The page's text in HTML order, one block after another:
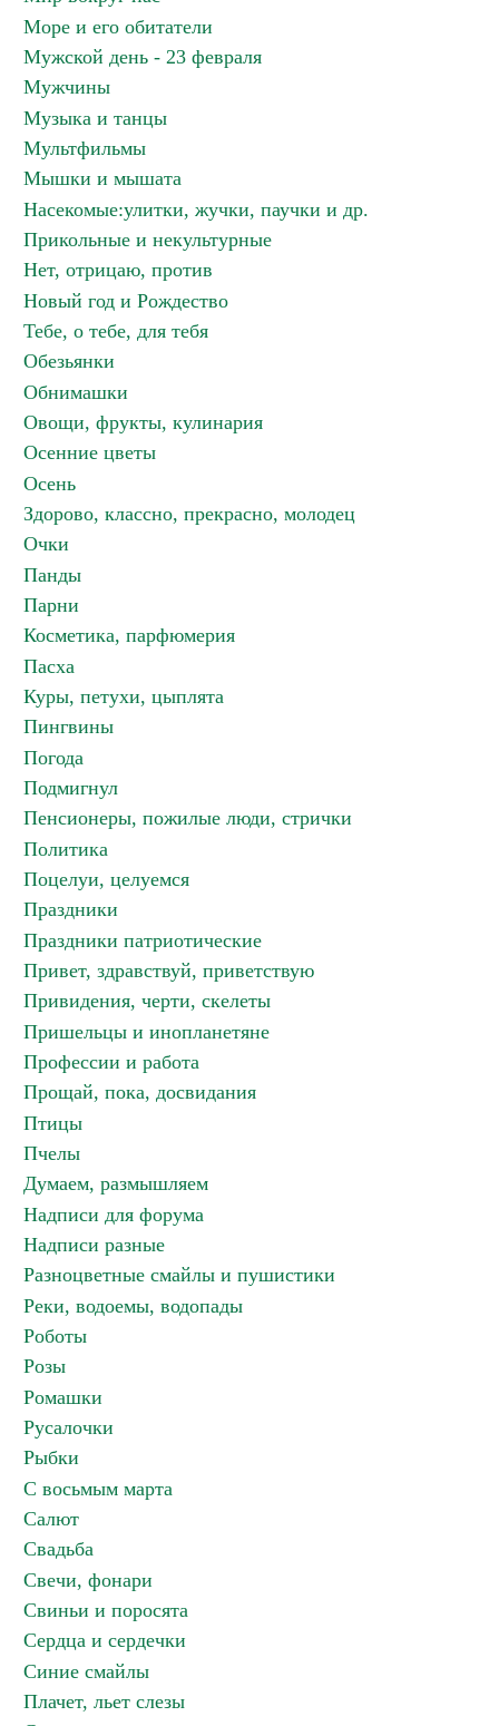
Море и его обитатели
Мужской день - 23 февраля
Мужчины
Музыка и танцы
Мультфильмы
Мышки и мышата
Насекомые:улитки, жучки, паучки и др.
Прикольные и некультурные
Нет, отрицаю, против
Новый год и Рождество
Тебе, о тебе, для тебя
Обезьянки
Обнимашки
Овощи, фрукты, кулинария
Осенние цветы
Осень
Здорово, классно, прекрасно, молодец
Очки
Панды
Парни
Косметика, парфюмерия
Пасха
Куры, петухи, цыплята
Пингвины
Погода
Подмигнул
Пенсионеры, пожилые люди, стрички
Политика
Поцелуи, целуемся
Праздники
Праздники патриотические
Привет, здравствуй, приветствую
Привидения, черти, скелеты
Пришельцы и инопланетяне
Профессии и работа
Прощай, пока, досвидания
Птицы
Пчелы
Думаем, размышляем
Надписи для форума
Надписи разные
Разноцветные смайлы и пушистики
Реки, водоемы, водопады
Роботы
Розы
Ромашки
Русалочки
Рыбки
С восьмым марта
Салют
Свадьба
Свечи, фонари
Свиньи и поросята
Сердца и сердечки
Синие смайлы
Плачет, льет слезы